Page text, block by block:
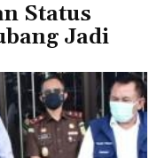
Status
Jadi